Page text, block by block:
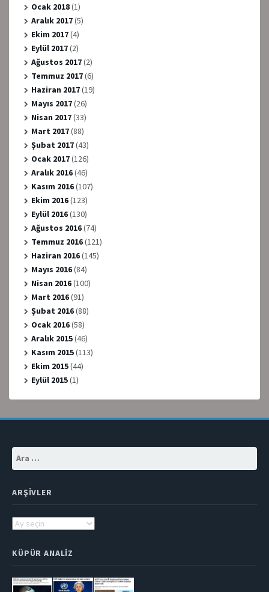
Ocak 2018(1)
Aralık 2017(5)
Ekim 2017(4)
Eylül 2017(2)
Ağustos 2017(2)
Temmuz 2017(6)
Haziran 2017(19)
Mayıs 2017(26)
Nisan 2017(33)
Mart 2017(88)
Şubat 2017(43)
Ocak 2017(126)
Aralık 2016(46)
Kasım 2016(107)
Ekim 2016(123)
Eylül 2016(130)
Ağustos 2016(74)
Temmuz 2016(121)
Haziran 2016(145)
Mayıs 2016(84)
Nisan 2016(100)
Mart 2016(91)
Şubat 2016(88)
Ocak 2016(58)
Aralık 2015(46)
Kasım 2015(113)
Ekim 2015(44)
Eylül 2015(1)
Arama:
ARŞIVLER
Arşivler
KÜPÜR ANALIZ